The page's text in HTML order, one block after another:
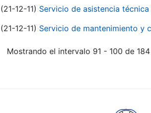
(21-12-11) Servicio de asistencia
(21-12-11) Servicio de mantenimiento y
Mostrando el intervalo 91 - 100 de